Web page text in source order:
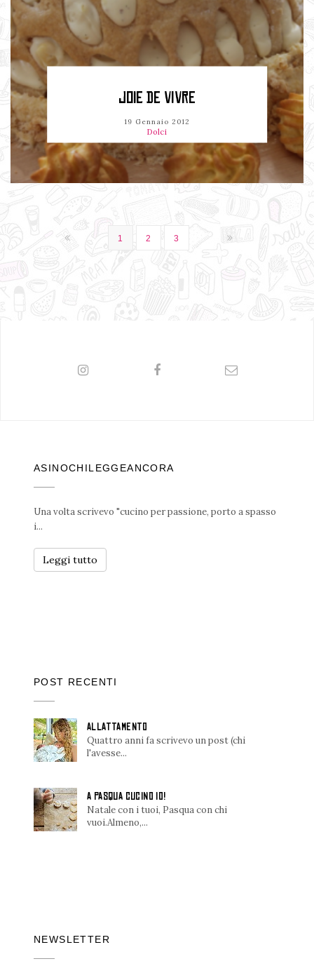
JOIE DE VIVRE
19 Gennaio 2012
Dolci
1 2 3
ASINOCHILEGGEANCORA
Una volta scrivevo "cucino per passione, porto a spasso
i...
Leggi tutto
POST RECENTI
ALLATTAMENTO
Quattro anni fa scrivevo un post (chi
l'avesse...
A PASQUA CUCINO IO!
Natale con i tuoi, Pasqua con chi
vuoi.Almeno,...
NEWSLETTER